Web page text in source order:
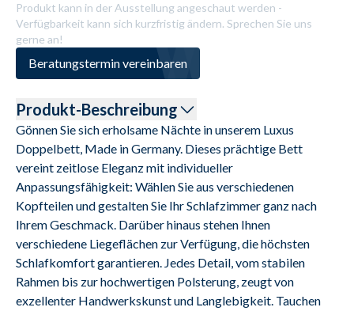
Produkt kann in der Ausstellung angeschaut werden -
Verfügbarkeit kann sich kurzfristig ändern. Sprechen Sie uns
gerne an!
Beratungstermin vereinbaren
Produkt-Beschreibung
Gönnen Sie sich erholsame Nächte in unserem Luxus
Doppelbett, Made in Germany. Dieses prächtige Bett
vereint zeitlose Eleganz mit individueller
Anpassungsfähigkeit: Wählen Sie aus verschiedenen
Kopfteilen und gestalten Sie Ihr Schlafzimmer ganz nach
Ihrem Geschmack. Darüber hinaus stehen Ihnen
verschiedene Liegeflächen zur Verfügung, die höchsten
Schlafkomfort garantieren. Jedes Detail, vom stabilen
Rahmen bis zur hochwertigen Polsterung, zeugt von
exzellenter Handwerkskunst und Langlebigkeit. Tauchen